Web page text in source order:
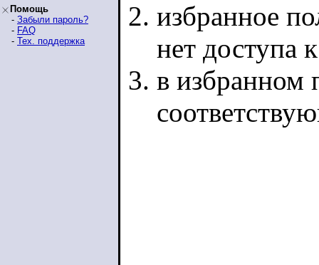
Помощь
- Забыли пароль?
- FAQ
- Тех. поддержка
избранное
нет доступа
в избранном